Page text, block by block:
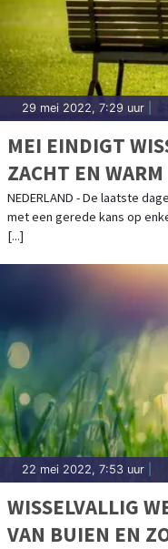
29 mei 2022, 7:29 uur
MEI EINDIGT
ZACHT EN WARM
NEDERLAND - De laatste
met een gerede kans op
[...]
22 mei 2022, 7:53 uur
WISSELVALLIG
VAN BUIEN EN